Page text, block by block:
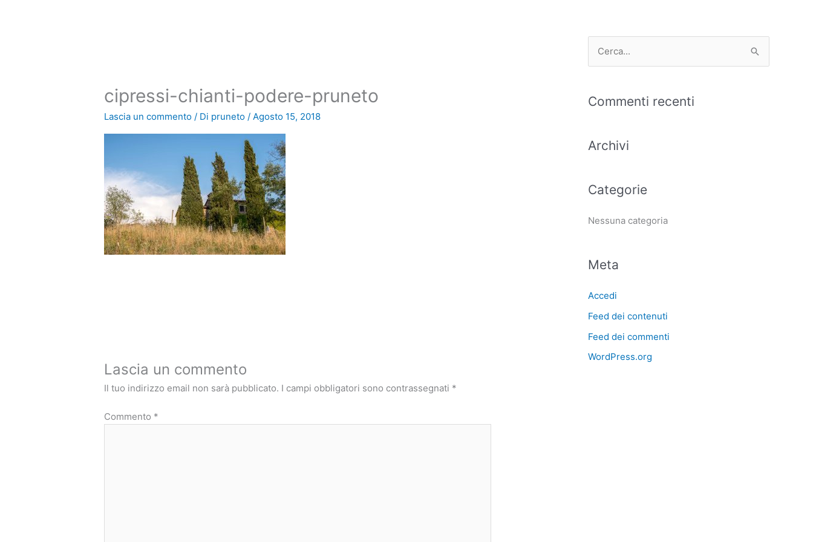
cipressi-chianti-podere-pruneto
Lascia un commento / Di pruneto/Agosto 15, 2018
Lascia un commento
Il tuo indirizzo email non sarà pubblicato. I campi obbligatori sono contrassegnati *
Commento *
c
:
Commenti recenti
Archivi
Categorie
Nessuna categoria
Meta
Accedi
Feed dei contenuti
Feed dei commenti
WordPress.org